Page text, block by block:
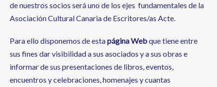
de nuestros socios será uno de los ejes fundamentales de la
Asociación Cultural Canaria de Escritores/as Acte.
Para ello disponemos de estapágina Webque tiene entre
sus fines dar visibilidad a sus asociados y a sus obras e
informar de sus presentaciones de libros, eventos,
encuentros y celebraciones, homenajes y cuantas